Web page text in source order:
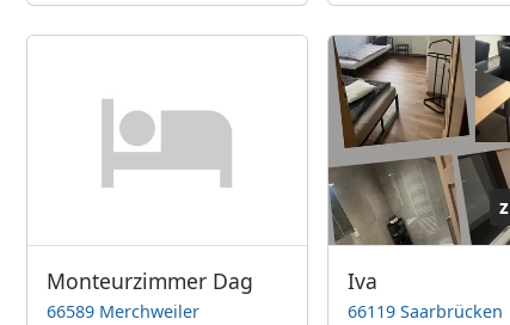
Monteurzimmer Dag
66589 Merchweiler
z
Iva
66119 Saarbrücken